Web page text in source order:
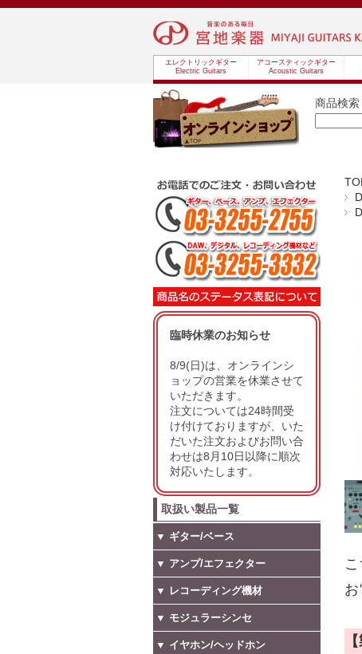
エレクトリックギター
Electric Guitars
アコースティックギター
Acoustic Guitars
商品検索
お
臨時休業のお知らせ
8/9(日)は、オンラインシ
ョップの営業を休業させて
いただきます。
注文については24時間受
け付けておりますが、いた
だいた注文およびお問い合
わせは8月10日以降に順次
対応いたします。
取扱い製品一覧
▼ ギター/ベース
▼ アンプ/エフェクター
▼ レコーディング機材
▼ モジュラーシンセ
▼ イヤホン/ヘッドホン